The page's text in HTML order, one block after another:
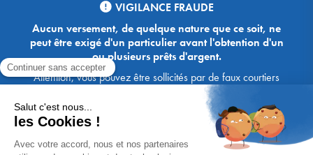
VIGILANCE FRAUDE
Aucun versement, de quelque nature que ce soit, ne
peut être exigé d'un particulier avant l'obtention d'un
ou plusieurs prêts d'argent.
Attention, vous pouvez être sollicités par de faux courtiers
Ace Crédit / Immoprêt, qui vous proposent de bénéficier de
crédits, en vous demandant de transmettre des documents,
des fonds, des coordonnées bancaires, etc. Soyez vigilants :
Immoprêt ne demande jamais à ses clients de virer sur ses
comptes des sommes prêtées par les banques, à l'exception